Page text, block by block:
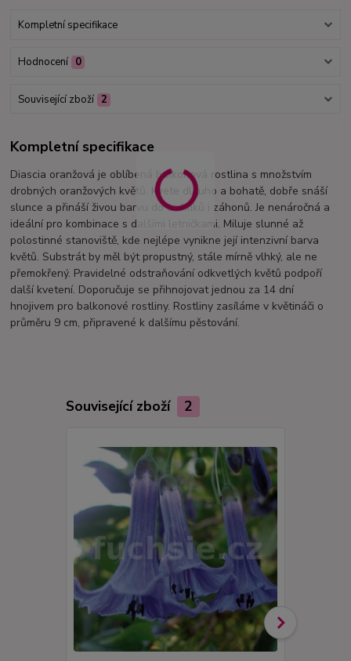
Kompletní specifikace
Hodnocení 0
Související zboží 2
Kompletní specifikace
Diascia oranžová je oblíbená balkonová rostlina s množstvím
drobných oranžových květů. Kvete dlouho a bohatě, dobře snáší
slunce a přináší živou barvu do truhlíků i záhonů. Je nenáročná a
ideální pro kombinace s dalšími letničkami. Miluje slunné až
polostinné stanoviště, kde nejlépe vynikne její intenzivní barva
květů. Substrát by měl být propustný, stále mírně vlhký, ale ne
přemokřený. Pravidelné odstraňování odkvetlých květů podpoří
další kvetení. Doporučuje se přihnojovat jednou za 14 dní
hnojivem pro balkonové rostliny. Rostliny zasíláme v květináči o
průměru 9 cm, připravené k dalšímu pěstování.
Související zboží 2